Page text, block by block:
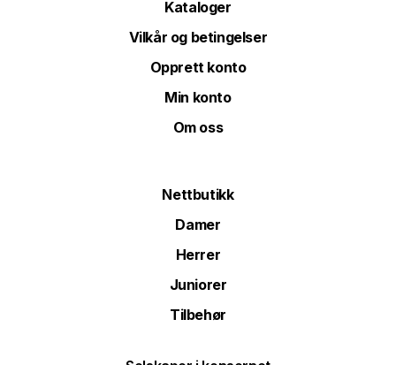
Kataloger
Vilkår og betingelser
Opprett konto
Min konto
Om oss
Nettbutikk
Damer
Herrer
Juniorer
Tilbehør